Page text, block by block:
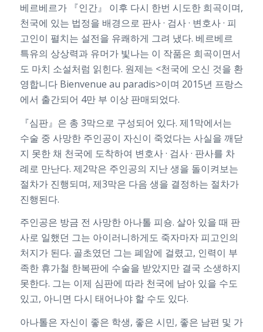
베르베르가 『인간』 이후 다시 한번 시도한 희곡이며,
천국에 있는 법정을 배경으로 판사 · 검사 · 변호사 · 피
고인이 펼치는 설전을 유쾌하게 그려 냈다. 베르베르
특유의 상상력과 유머가 빛나는 이 작품은 희곡이면서
도 마치 소설처럼 읽힌다. 원제는 <천국에 오신 것을 환
영합니다 Bienvenue au paradis>이며 2015년 프랑스
에서 출간되어 4만 부 이상 판매되었다.
『심판』은 총 3막으로 구성되어 있다. 제1막에서는
수술 중 사망한 주인공이 자신이 죽었다는 사실을 깨닫
지 못한 채 천국에 도착하여 변호사 · 검사 · 판사를 차
례로 만난다. 제2막은 주인공의 지난 생을 돌이켜보는
절차가 진행되며, 제3막은 다음 생을 결정하는 절차가
진행된다.
주인공은 방금 전 사망한 아나톨 피숑. 살아 있을 때 판
사로 일했던 그는 아이러니하게도 죽자마자 피고인의
처지가 된다. 골초였던 그는 폐암에 걸렸고, 인력이 부
족한 휴가철 한복판에 수술을 받았지만 결국 소생하지
못한다. 그는 이제 심판에 따라 천국에 남아 있을 수도
있고, 아니면 다시 태어나야 할 수도 있다.
아나톨은 자신이 좋은 학생, 좋은 시민, 좋은 남편 및 가